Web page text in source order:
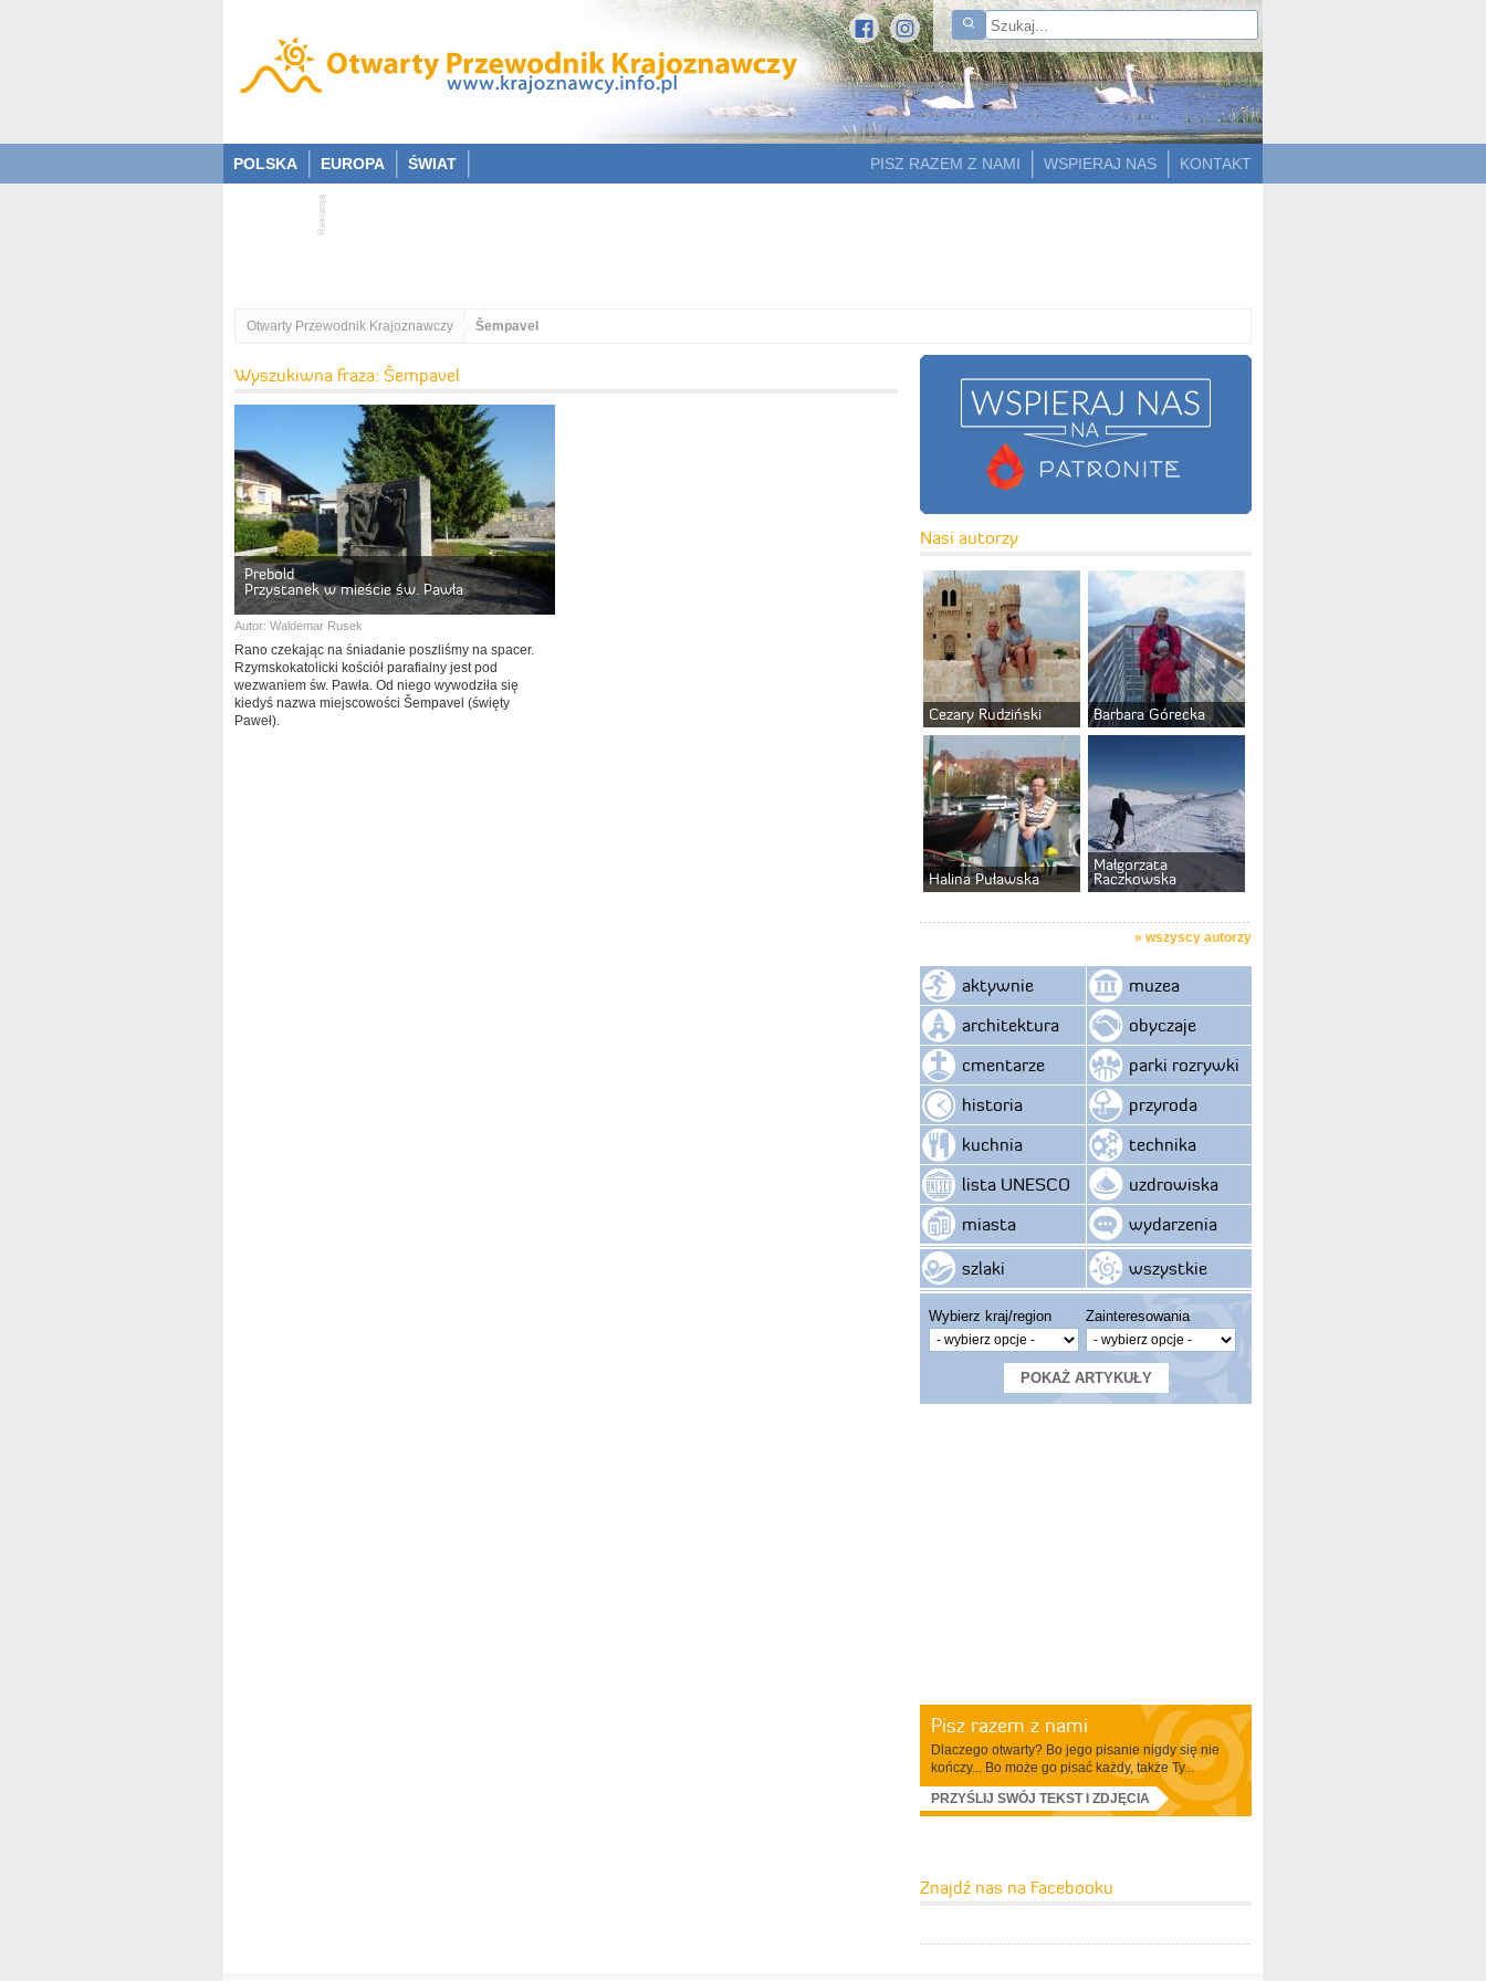
POLSKA EUROPA ŚWIAT KONTAKT
WSPIERAJ NAS
PISZ RAZEM Z NAMI
Otwarty Przewodnik Krajoznawczy Šempavel
Wyszukiwna fraza: Šempavel
Prebold
Przystanek w mieście św. Pawła
Autor: Waldemar Rusek
Rano czekając na śniadanie poszliśmy na spacer.
Rzymskokatolicki kościół parafialny jest pod
wezwaniem św. Pawła. Od niego wywodziła się
kiedyś nazwa miejscowości Šempavel (święty
Paweł).
Nasi autorzy
Cezary Rudziński Barbara Górecka
Halina Puławska
Małgorzata
Raczkowska
» wszyscy autorzy
aktywnie
architektura
cmentarze
historia
kuchnia
lista UNESCO
miasta
szlaki
muzea
obyczaje
parki rozrywki
przyroda
technika
uzdrowiska
wydarzenia
wszystkie
Wybierz kraj/region Zainteresowania
Pisz razem z nami
Dlaczego otwarty? Bo jego pisanie nigdy się nie
kończy... Bo może go pisać każdy, także Ty...
PRZYŚLIJ SWÓJ TEKST I ZDJĘCIA
Znajdź nas na Facebooku